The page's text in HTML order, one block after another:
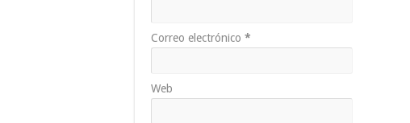
Correo electrónico *
Web